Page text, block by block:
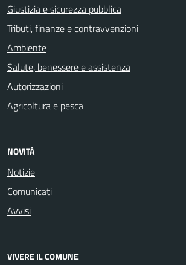
Giustizia e sicurezza pubblica
Tributi, finanze e contravvenzioni
Ambiente
Salute, benessere e assistenza
Autorizzazioni
Agricoltura e pesca
NOVITÀ
Notizie
Comunicati
Avvisi
VIVERE IL COMUNE